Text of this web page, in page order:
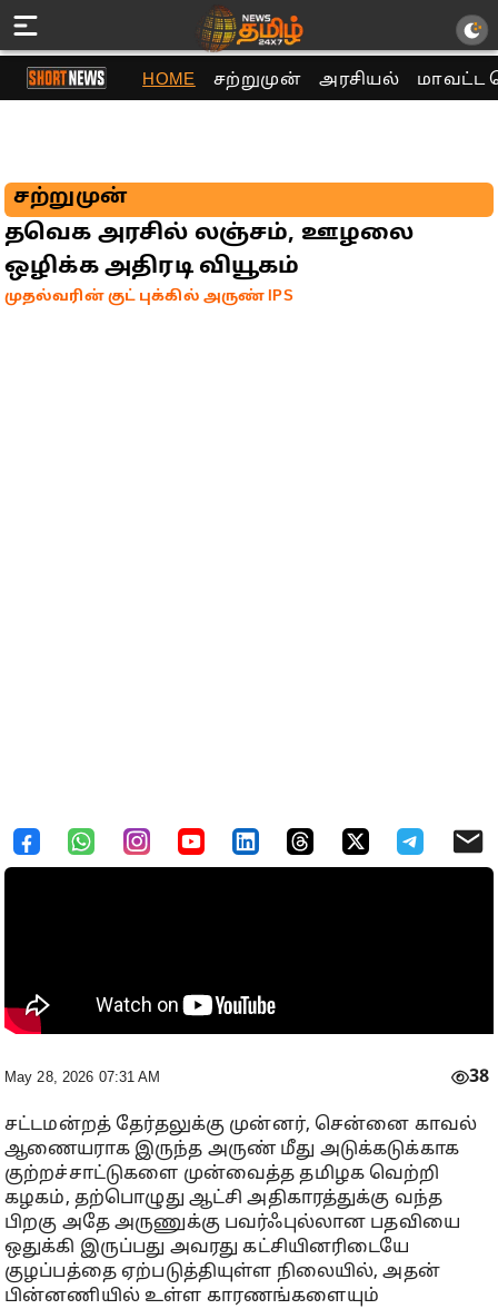
HOME சற்றுமுன் அரசியல் மாவட்ட
சற்றுமுன்
தவெக அரசில் லஞ்சம், ஊழலை
ஒழிக்க அதிரடி வியூகம்
முதல்வரின் குட் புக்கில் அருண் IPS
May 28, 2026 07:31 AM 38
சட்டமன்றத் தேர்தலுக்கு முன்னர், சென்னை காவல்
ஆணையராக இருந்த அருண் மீது அடுக்கடுக்காக
குற்றச்சாட்டுகளை முன்வைத்த தமிழக வெற்றி
கழகம், தற்பொழுது ஆட்சி அதிகாரத்துக்கு வந்த
பிறகு அதே அருணுக்கு பவர்ஃபுல்லான பதவியை
ஒதுக்கி இருப்பது அவரது கட்சியினரிடையே
குழப்பத்தை ஏற்படுத்தியுள்ள நிலையில், அதன்
பின்னணியில் உள்ள காரணங்களையும்